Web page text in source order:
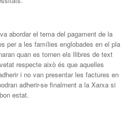
abordar el tema del pagament de la
per a les famílies englobades en el pla
quan es tornen els llibres de text
respecte això és que aquelles
i no van presentar les factures en
adherir-se finalment a la Xarxa si
estat.